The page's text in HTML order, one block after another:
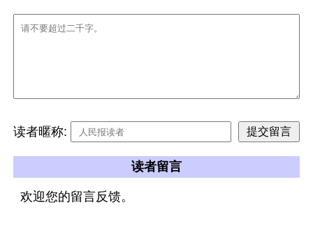
读者暱称:
读者留言
欢迎您的留言反馈。